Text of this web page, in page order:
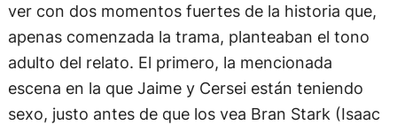
ver con dos momentos fuertes de la historia que,
apenas comenzada la trama, planteaban el tono
adulto del relato. El primero, la mencionada
escena en la que Jaime y Cersei están teniendo
sexo, justo antes de que los vea Bran Stark (Isaac